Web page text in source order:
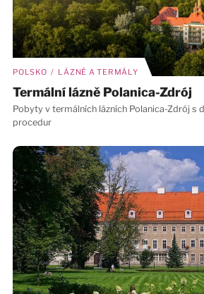
POLSKO / LÁZNĚ A TERMÁLY
Termální lázně Polanica-Zdrój
Pobyty v termálních lázních Polanica-Zdrój s
procedur